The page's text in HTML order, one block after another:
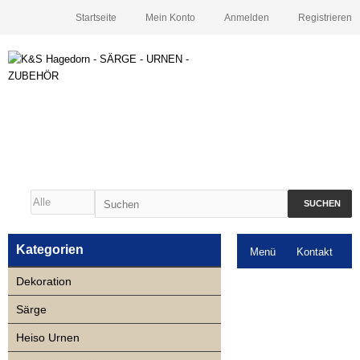
Registrieren
Anmelden
Mein Konto
Startseite
SUCHEN
Menü Kontakt
Kategorien
Dekoration
Särge
Heiso Urnen